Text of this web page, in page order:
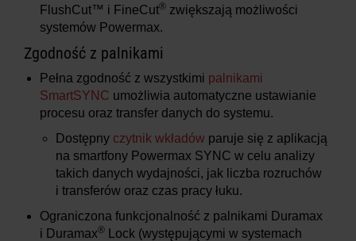
FlushCut™ i FineCut® zwiększają możliwości
systemów Powermax.
Zgodność z palnikami
Pełna zgodność z wszystkimi palnikami
SmartSYNC umożliwia automatyczne ustawianie
procesu oraz transfer danych do systemu.
Dostępny czytnik wkładów paruje się z aplikacją
na smartfony Powermax SYNC w celu analizy
takich danych wydajności, jak liczba rozruchów
i transferów oraz czas pracy łuku.
Ograniczona funkcjonalność z palnikami Duramax
i Duramax®
Lock (występującymi w systemach